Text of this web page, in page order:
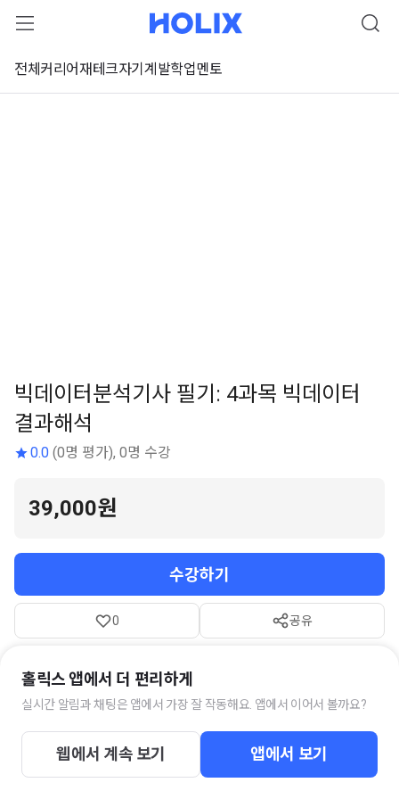
전체 커리어재테크자기계발학업멘토
좌 미리보기
빅데이터분석기사 필기: 4과목 빅데이터
결과해석
0.0 (0명 평가), 0명 수강
39,000원
수강하기
0 공유
온라인 강좌 길이 약 4시간 난이도
참고자료 1개
홀릭스 앱에서 더 편리하게
실시간 알림과 채팅은 앱에서 가장 잘 작동해요. 앱에서 이어서 볼까요?
웹에서 계속 보기 앱에서 보기